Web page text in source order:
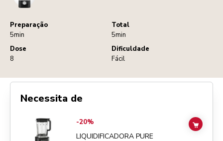
Preparação
5min
Total
5min
Dose
8
Dificuldade
Fácil
Necessita de
Go toLiquidificadora Pure Power
-20%
LIQUIDIFICADORA PURE
ADD